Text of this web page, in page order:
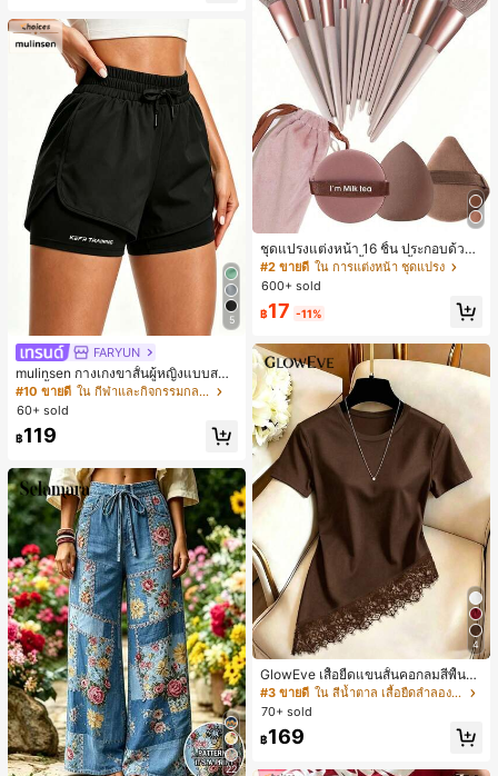
5
FARYUN
mulinsen กางเกงขาสั้นผู้หญิงแบบสบา
ยๆ สีพื้น หลวม อเนกประสงค์ กางเกงขา
สั้นกีฬา 2-In-1 สำหรับวิ่ง ฟิตเนส และก
ารฝึกซ้อมกีฬาในฤดูร้อน
#10 ขายดี
ใน กีฬาและกิจกรรมกลางแจ้ง
60+ sold
฿119
22
ชุดแปรงแต่งหน้า 16 ชิ้น ประกอบด้วยแ
ปรงแต่งหน้า 13 ชิ้น, ฟองน้ำแต่งหน้ารู
ปหยดน้ำ 1 ชิ้น, แปรงแป้งรองพื้นกลม 1
ชิ้น และฟองน้ำแต่งหน้ารูปสามเหลี่ยม
1 ชิ้น - ชุดคลาสสิก ทำจากขนสังเคราะ
ห์นุ่มและเป็นมิตรต่อผิว เหมาะสำหรับผู้
หญิงและเด็กผู้หญิง เหมาะสำหรับฤดูใบ
ไม้ร่วงและฤดูหนาว
#2 ขายดี ใน การแต่งหน้า ชุดแปรง
600+ sold
฿17 -11%
4
GlowEve เสื้อยืดแขนสั้นคอกลมสีพื้นลำ
ลองอเนกประสงค์สำหรับผู้หญิง
#3 ขายดี
ใน สีน้ำตาล เสื้อยืดลำลองพื้นฐาน
70+ sold
฿169